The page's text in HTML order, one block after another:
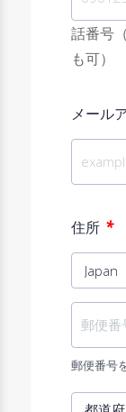
話番号
も可）
メール
住所 *
郵便番号